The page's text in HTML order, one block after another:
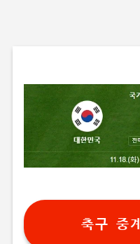
축구 중